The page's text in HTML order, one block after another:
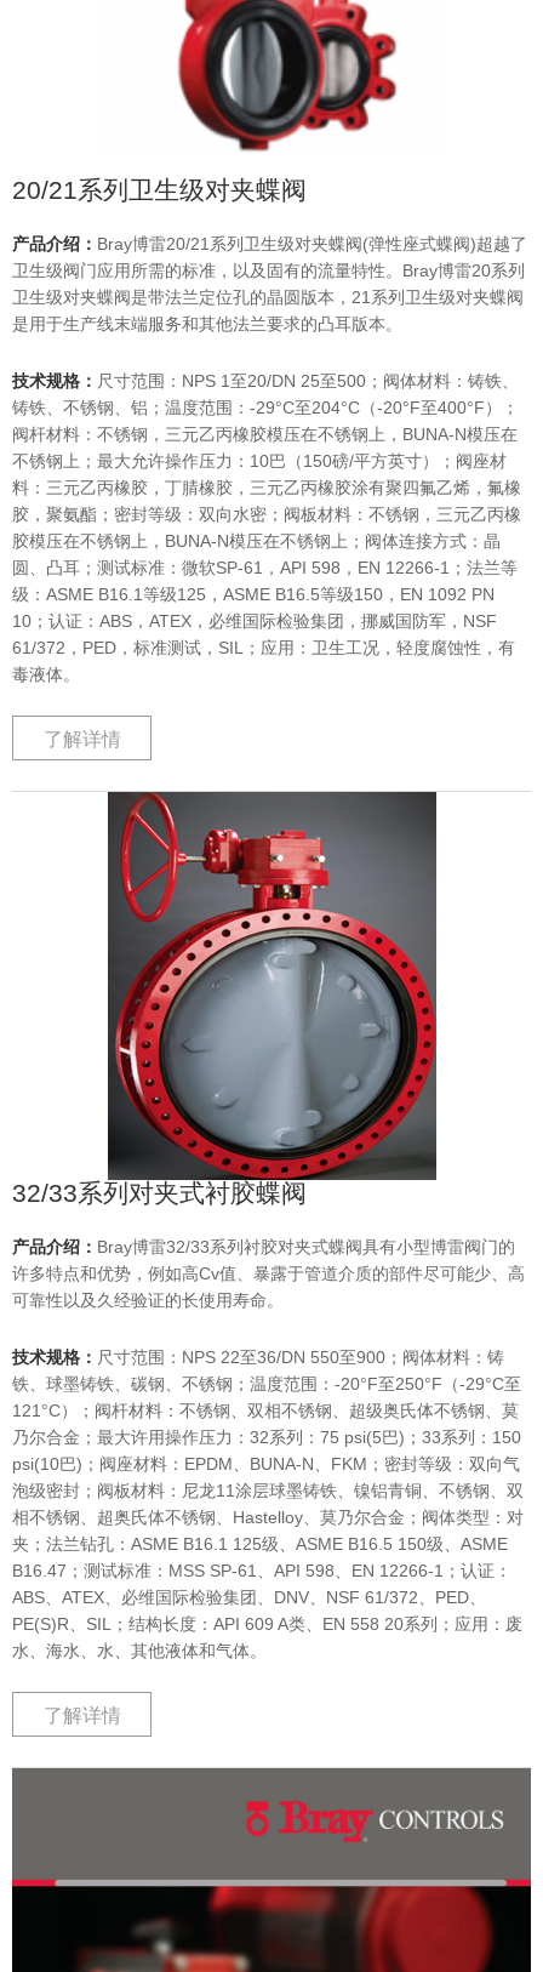
20/21系列卫生级对夹蝶阀
产品介绍： Bray博雷20/21系列卫生级对夹蝶阀(弹性座式蝶阀)超越了
卫生级阀门应用所需的标准，以及固有的流量特性。Bray博雷20系列
卫生级对夹蝶阀是带法兰定位孔的晶圆版本，21系列卫生级对夹蝶阀
是用于生产线末端服务和其他法兰要求的凸耳版本。
技术规格： 尺寸范围：NPS 1至20/DN 25至500；阀体材料：铸铁、
铸铁、不锈钢、铝；温度范围：-29°C至204°C（-20°F至400°F）；
阀杆材料：不锈钢，三元乙丙橡胶模压在不锈钢上，BUNA-N模压在
不锈钢上；最大允许操作压力：10巴（150磅/平方英寸）；阀座材
料：三元乙丙橡胶，丁腈橡胶，三元乙丙橡胶涂有聚四氟乙烯，氟橡
胶，聚氨酯；密封等级：双向水密；阀板材料：不锈钢，三元乙丙橡
胶模压在不锈钢上，BUNA-N模压在不锈钢上；阀体连接方式：晶
圆、凸耳；测试标准：微软SP-61，API 598，EN 12266-1；法兰等
级：ASME B16.1等级125，ASME B16.5等级150，EN 1092 PN
10；认证：ABS，ATEX，必维国际检验集团，挪威国防军，NSF
61/372，PED，标准测试，SIL；应用：卫生工况，轻度腐蚀性，有
毒液体。
了解详情
32/33系列对夹式衬胶蝶阀
产品介绍： Bray博雷32/33系列衬胶对夹式蝶阀具有小型博雷阀门的
许多特点和优势，例如高Cv值、暴露于管道介质的部件尽可能少、高
可靠性以及久经验证的长使用寿命。
技术规格： 尺寸范围：NPS 22至36/DN 550至900；阀体材料：铸
铁、球墨铸铁、碳钢、不锈钢；温度范围：-20°F至250°F（-29°C至
121°C）；阀杆材料：不锈钢、双相不锈钢、超级奥氏体不锈钢、莫
乃尔合金；最大许用操作压力：32系列：75 psi(5巴)；33系列：150
psi(10巴)；阀座材料：EPDM、BUNA-N、FKM；密封等级：双向气
泡级密封；阀板材料：尼龙11涂层球墨铸铁、镍铝青铜、不锈钢、双
相不锈钢、超奥氏体不锈钢、Hastelloy、莫乃尔合金；阀体类型：对
夹；法兰钻孔：ASME B16.1 125级、ASME B16.5 150级、ASME
B16.47；测试标准：MSS SP-61、API 598、EN 12266-1；认证：
ABS、ATEX、必维国际检验集团、DNV、NSF 61/372、PED、
PE(S)R、SIL；结构长度：API 609 A类、EN 558 20系列；应用：废
水、海水、水、其他液体和气体。
了解详情